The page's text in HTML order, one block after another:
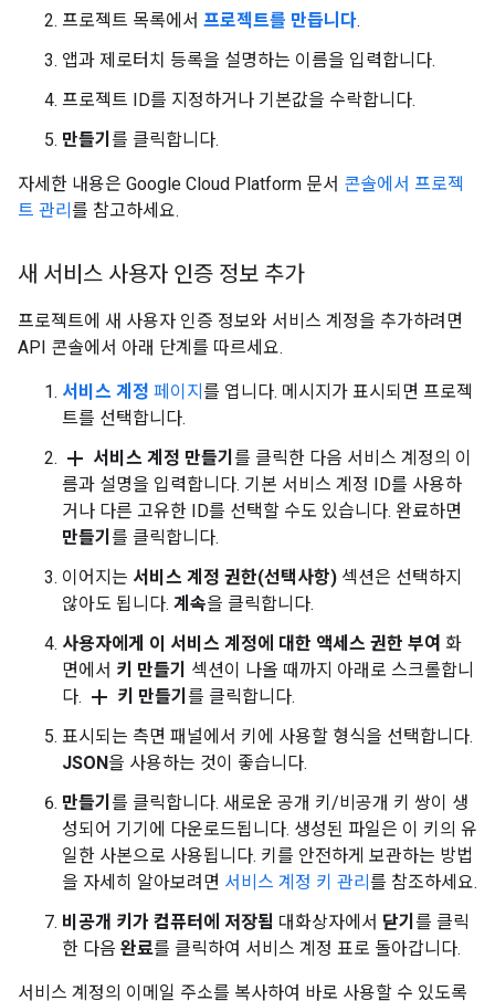
프로젝트 목록에서 프로젝트를 만듭니다.
앱과 제로터치 등록을 설명하는 이름을 입력합니다.
프로젝트 ID를 지정하거나 기본값을 수락합니다.
만들기 를 클릭합니다.
자세한 내용은 Google Cloud Platform 문서 콘솔에서 프로젝
트 관리 를 참고하세요.
새 서비스 사용자 인증 정보 추가
프로젝트에 새 사용자 인증 정보와 서비스 계정을 추가하려면
API 콘솔에서 아래 단계를 따르세요.
서비스 계정 페이지 를 엽니다. 메시지가 표시되면 프로젝
트를 선택합니다.
add 서비스 계정 만들기 를 클릭한 다음 서비스 계정의 이
름과 설명을 입력합니다. 기본 서비스 계정 ID를 사용하
거나 다른 고유한 ID를 선택할 수도 있습니다. 완료하면
만들기 를 클릭합니다.
이어지는 서비스 계정 권한(선택사항) 섹션은 선택하지
않아도 됩니다. 계속을 클릭합니다.
사용자에게 이 서비스 계정에 대한 액세스 권한 부여 화
면에서 키 만들기
섹션이 나올 때까지 아래로 스크롤합니
다. add 키 만들기 를 클릭합니다.
표시되는 측면 패널에서 키에 사용할 형식을 선택합니다.
JSON을 사용하는 것이 좋습니다.
만들기 를 클릭합니다. 새로운 공개 키/비공개 키 쌍이 생
성되어 기기에 다운로드됩니다. 생성된 파일은 이 키의 유
일한 사본으로 사용됩니다. 키를 안전하게 보관하는 방법
을 자세히 알아보려면 서비스 계정 키 관리 를 참조하세요.
비공개 키가 컴퓨터에 저장됨 대화상자에서 닫기 를 클릭
한 다음 완료를 클릭하여 서비스 계정 표로 돌아갑니다.
서비스 계정의 이메일 주소를 복사하여 바로 사용할 수 있도록